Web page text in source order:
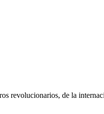
revolucionarios, de la